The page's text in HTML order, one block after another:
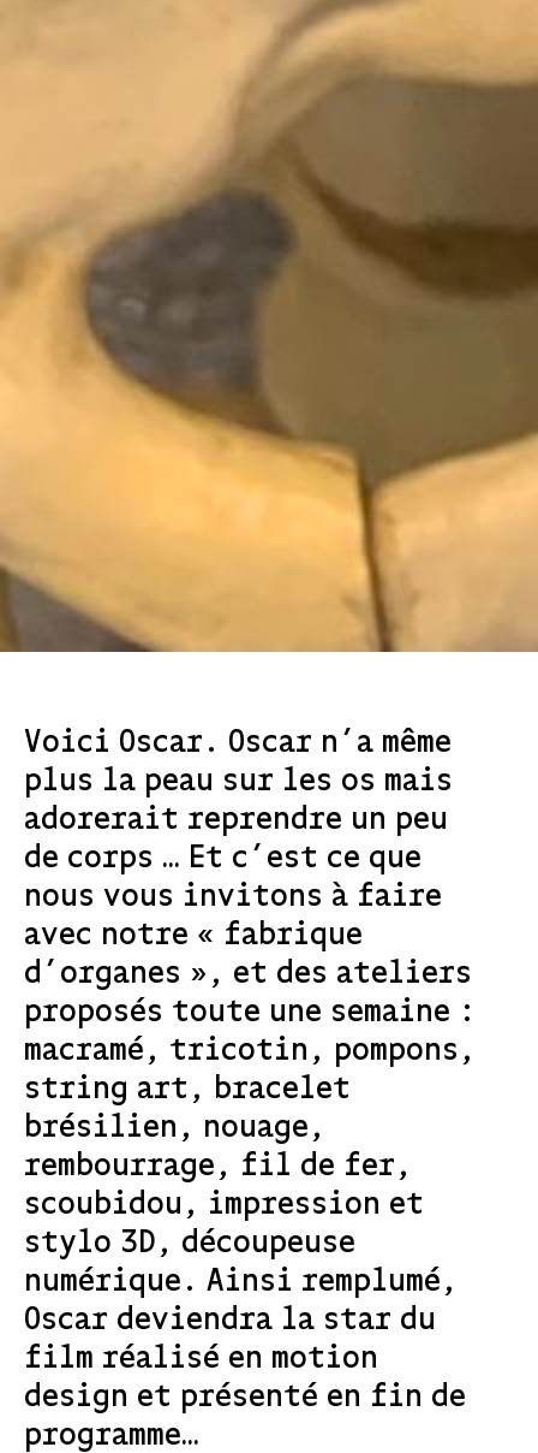
Voici Oscar. Oscar n’a même
plus la peau sur les os mais
adorerait reprendre un peu
de corps … Et c’est ce que
nous vous invitons à faire
avec notre « fabrique
d’organes », et des ateliers
proposés toute une semaine :
macramé, tricotin, pompons,
string art, bracelet
brésilien, nouage,
rembourrage, fil de fer,
scoubidou, impression et
stylo 3D, découpeuse
numérique. Ainsi remplumé,
Oscar deviendra la star du
film réalisé en motion
design et présenté en fin de
programme…